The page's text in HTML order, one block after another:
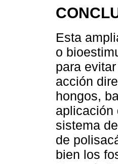
Esta
o
para
acción
hongos,
aplicación
sistema
de
bien los